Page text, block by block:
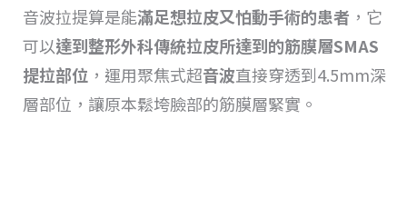
音波拉提算是能滿足想拉皮又怕動手術的患者 ，它
可以達到整形外科傳統拉皮所達到的筋膜層SMAS
提拉部位 ，運用聚焦式超音波直接穿透到4.5mm深
層部位，讓原本鬆垮臉部的筋膜層緊實。